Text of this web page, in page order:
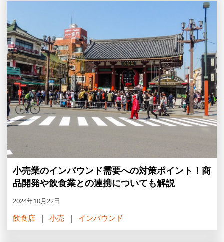
小売業のインバウンド需要への対策ポイント！商
品開発や飲食業との連携についても解説
2024年10月22日
飲食店 小売 インバウンド